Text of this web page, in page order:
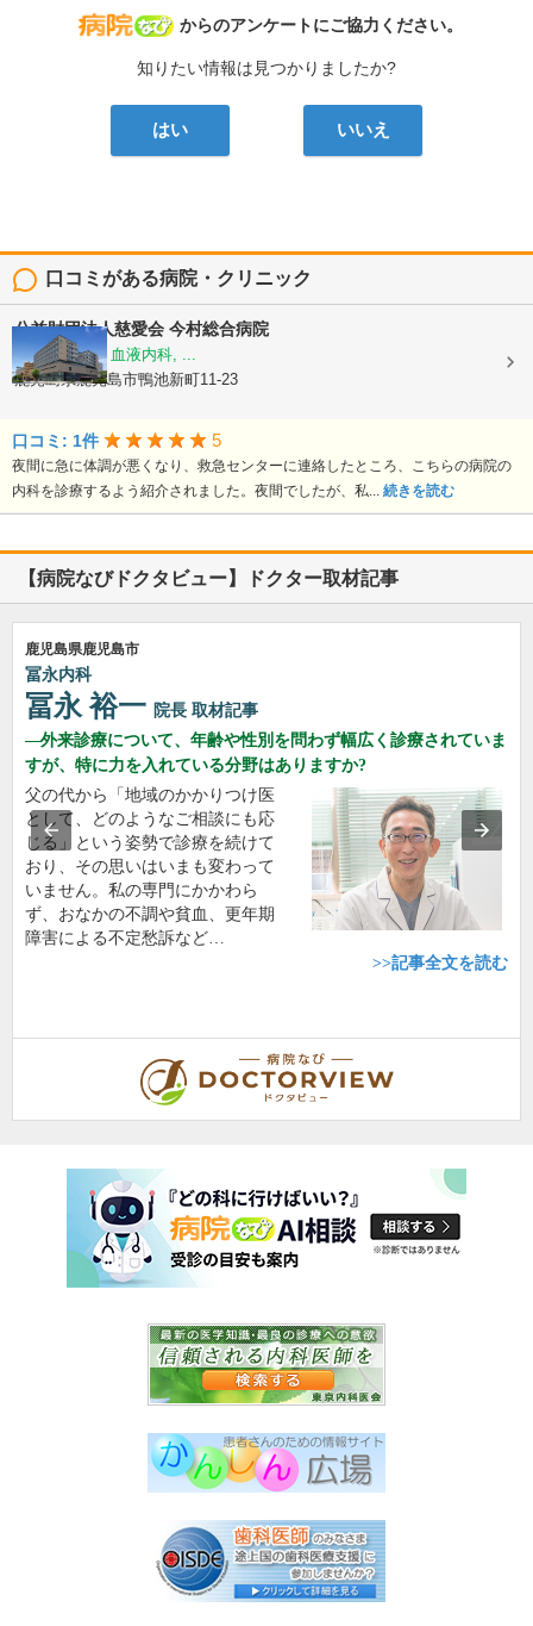
病院なび
からのアンケートにご協力ください。
知りたい情報は見つかりましたか?
はい いいえ
口コミがある病院・クリニック
公益財団法人慈愛会 今村総合病院
内科, 救急科, 血液内科, ...
鹿児島県鹿児島市鴨池新町11-23
口コミ: 1件 5
夜間に急に体調が悪くなり、救急センターに連絡したところ、こちらの病院の
内科を診療するよう紹介されました。夜間でしたが、私... 続きを読む
【病院なびドクタビュー】ドクター取材記事
鹿児島県鹿児島市
冨永内科
冨永 裕一 院長 取材記事
外来診療について、年齢や性別を問わず幅広く診療されていま
すが、特に力を入れている分野はありますか?
父の代から「地域のかかりつけ医
として、どのようなご相談にも応
じる」という姿勢で診療を続けて
おり、その思いはいまも変わって
いません。私の専門にかかわら
ず、おなかの不調や貧血、更年期
障害による不定愁訴など…
>>記事全文を読む